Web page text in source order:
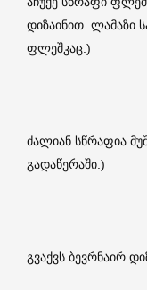
დიზაინით. ლამაზი
ფლეშკაც.)
ძალიან სწრაფია
გადაწერაში.)
გვაქვს ბევრნაირ